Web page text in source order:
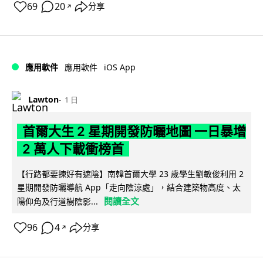
69 20 ↗ 分享
應用軟件 應用軟件 iOS App
Lawton 1 日
首爾大生 2 星期開發防曬地圖 一日暴增
2 萬人下載衝榜首
【行路都要揀好有遮陰】南韓首爾大學 23 歲學生劉敏俊利用 2
星期開發防曬導航 App「走向陰涼處」，結合建築物高度、太
陽仰角及行道樹陰影...
閱讀全文
96 4 ↗ 分享